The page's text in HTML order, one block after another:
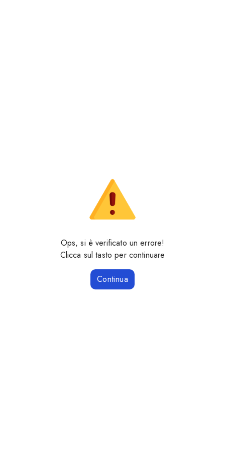
Ops, si è verificato un errore!
Clicca sul tasto per continuare
Continua